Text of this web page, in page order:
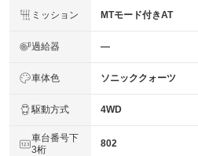
ミッション MTモード付きAT
過給器 ―
車体色 ソニッククォーツ
駆動方式 4WD
車台番号下
3桁
802